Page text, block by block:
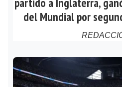
partido a Inglaterra,
del Mundial por